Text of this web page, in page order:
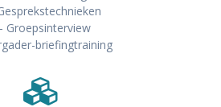
briefingtraining